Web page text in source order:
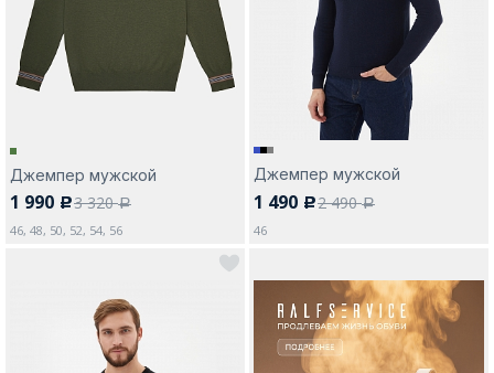
Да, все верно Изменить город
Покупателям
Джемпер мужской
1 990 c3 320a
46, 48, 50, 52, 54, 56
Джемпер мужской
1 490 c2 490a
46